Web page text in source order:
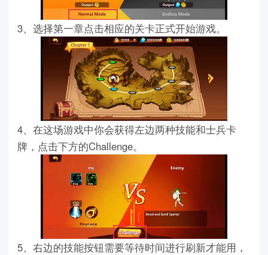
3、选择第一章点击相应的关卡正式开始游戏。
4、在这场游戏中你会获得左边两种技能和士兵卡
牌，点击下方的Challenge。
5、右边的技能按钮需要等待时间进行刷新才能用，